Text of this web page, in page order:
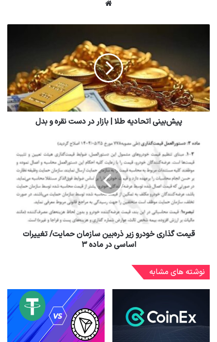
پیش‌بینی اتحادیه طلا | بازار در دست نقره و بدل
قیمت گذاری خودرو زیر ذره‌بین سازمان حمایت/ تغییرات
اساسی در ماده ۳
نوشته های مشابه